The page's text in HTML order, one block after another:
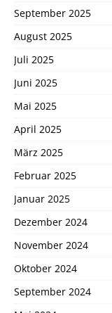
September 2025
August 2025
Juli 2025
Juni 2025
Mai 2025
April 2025
März 2025
Februar 2025
Januar 2025
Dezember 2024
November 2024
Oktober 2024
September 2024